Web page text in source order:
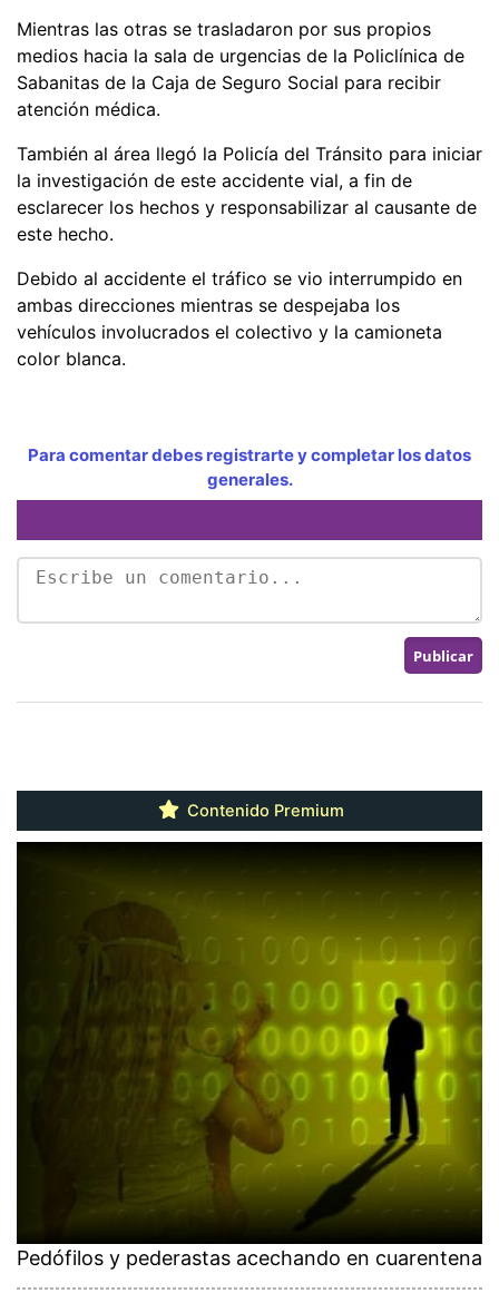
Mientras las otras se trasladaron por sus propios
medios hacia la sala de urgencias de la Policlínica de
Sabanitas de la Caja de Seguro Social para recibir
atención médica.
También al área llegó la Policía del Tránsito para iniciar
la investigación de este accidente vial, a fin de
esclarecer los hechos y responsabilizar al causante de
este hecho.
Debido al accidente el tráfico se vio interrumpido en
ambas direcciones mientras se despejaba los
vehículos involucrados el colectivo y la camioneta
color blanca.
Para comentar debes registrarte y completar los datos
generales.
Contenido Premium
Pedófilos y pederastas acechando en cuarentena